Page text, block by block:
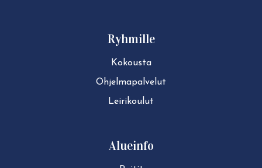
Ryhmille
Kokousta
Ohjelmapalvelut
Leirikoulut
Alueinfo